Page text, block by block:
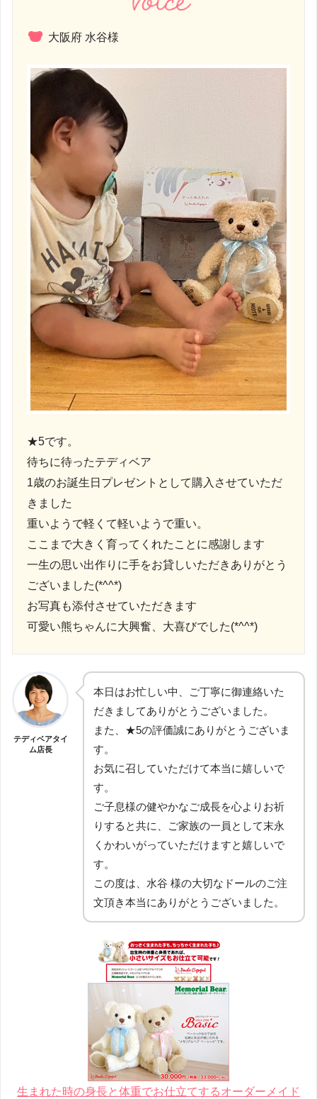
大阪府 水谷様
★5です。
待ちに待ったテディベア
1歳のお誕生日プレゼントとして購入させていただ
きました
重いようで軽くて軽いようで重い。
ここまで大きく育ってくれたことに感謝します
一生の思い出作りに手をお貸しいただきありがとう
ございました(*^^*)
お写真も添付させていただきます
可愛い熊ちゃんに大興奮、大喜びでした(*^^*)
テディベアタイ
ム店長
本日はお忙しい中、ご丁寧に御連絡いた
だきましてありがとうございました。
また、★5の評価誠にありがとうございま
す。
お気に召していただけて本当に嬉しいで
す。
ご子息様の健やかなご成長を心よりお祈
りすると共に、ご家族の一員として末永
くかわいがっていただけますと嬉しいで
す。
この度は、水谷 様の大切なドールのご注
文頂き本当にありがとうございました。
生まれた時の身長と体重でお仕立てするオーダーメイド